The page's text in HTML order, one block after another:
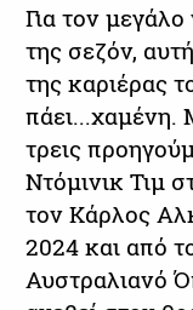
Για τον
της σεζόν,
της καριέρας
πάει...χαμένη.
τρεις
Ντόμινικ Τιμ
τον Κάρλος
2024 και από
Αυστραλιανό